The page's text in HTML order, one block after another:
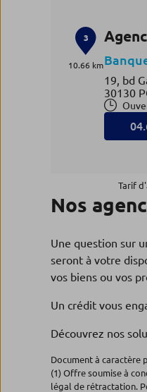
3
10.66 km
19, bd
30130
13.33 km
Zac de
30126
14.75 km
Tarif
Nos
Une question sur
seront à votre
vos biens ou vos
Un crédit vous
Découvrez nos
Document à caractère
(1) Offre soumise à
légal de rétractation.